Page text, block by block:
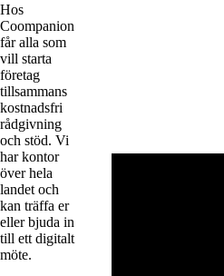
Hos
Coompanion
får alla som
vill starta
företag
tillsammans
kostnadsfri
rådgivning
och stöd. Vi
har kontor
över hela
landet och
kan träffa er
eller bjuda in
till ett digitalt
möte.